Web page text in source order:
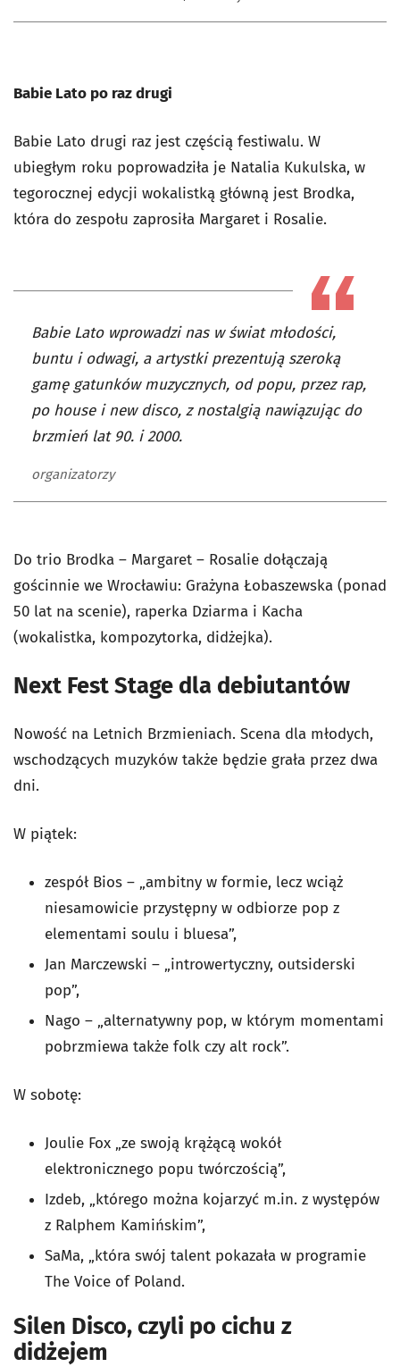
Babie Lato po raz drugi
Babie Lato drugi raz jest częścią festiwalu. W
ubiegłym roku poprowadziła je Natalia Kukulska, w
tegorocznej edycji wokalistką główną jest Brodka,
która do zespołu zaprosiła Margaret i Rosalie.
Babie Lato wprowadzi nas w świat młodości,
buntu i odwagi, a artystki prezentują szeroką
gamę gatunków muzycznych, od popu, przez rap,
po house i new disco, z nostalgią nawiązując do
brzmień lat 90. i 2000.
organizatorzy
Do trio Brodka – Margaret – Rosalie dołączają
gościnnie we Wrocławiu: Grażyna Łobaszewska (ponad
50 lat na scenie), raperka Dziarma i Kacha
(wokalistka, kompozytorka, didżejka).
Next Fest Stage dla debiutantów
Nowość na Letnich Brzmieniach. Scena dla młodych,
wschodzących muzyków także będzie grała przez dwa
dni.
W piątek:
zespół Bios – „ambitny w formie, lecz wciąż
niesamowicie przystępny w odbiorze pop z
elementami soulu i bluesa”,
Jan Marczewski – „introwertyczny, outsiderski
pop”,
Nago – „alternatywny pop, w którym momentami
pobrzmiewa także folk czy alt rock”.
W sobotę:
Joulie Fox „ze swoją krążącą wokół
elektronicznego popu twórczością”,
Izdeb, „którego można kojarzyć m.in. z występów
z Ralphem Kamińskim”,
SaMa, „która swój talent pokazała w programie
The Voice of Poland.
Silen Disco, czyli po cichu z
didżejem